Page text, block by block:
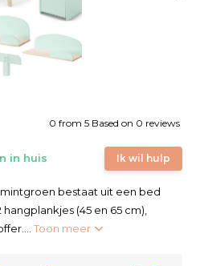
0 from 5 Based on 0 reviews
Ik wil hulp
in huis
bestaat uit een bed
(45 en 65 cm),
Toon meer